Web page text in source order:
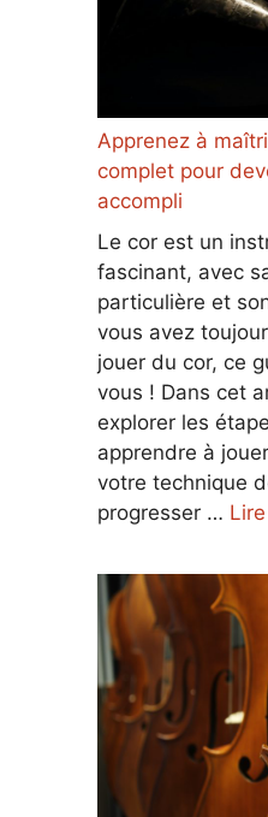
Apprenez à
complet pour
accompli
Le cor est un
fascinant, avec
particulière et
vous avez
jouer du cor, ce
vous ! Dans cet
explorer les
apprendre à
votre technique
progresser …